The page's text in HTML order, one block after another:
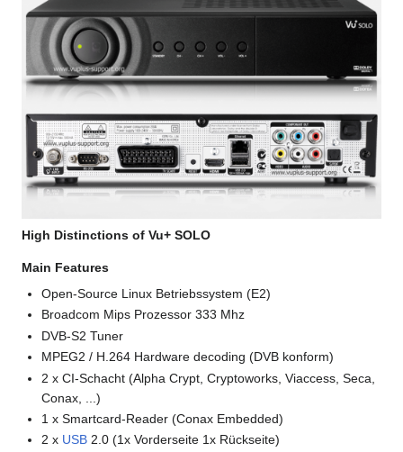
High Distinctions of Vu+ SOLO
Main Features
Open-Source Linux Betriebssystem (E2)
Broadcom Mips Prozessor 333 Mhz
DVB-S2 Tuner
MPEG2 / H.264 Hardware decoding (DVB konform)
2 x CI-Schacht (Alpha Crypt, Cryptoworks, Viaccess, Seca,
Conax, ...)
1 x Smartcard-Reader (Conax Embedded)
2 x USB 2.0 (1x Vorderseite 1x Rückseite)